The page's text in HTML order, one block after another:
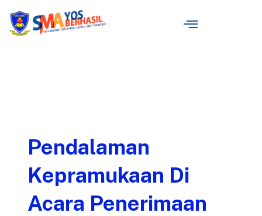
Pendalaman
Kepramukaan Di
Acara Penerimaan